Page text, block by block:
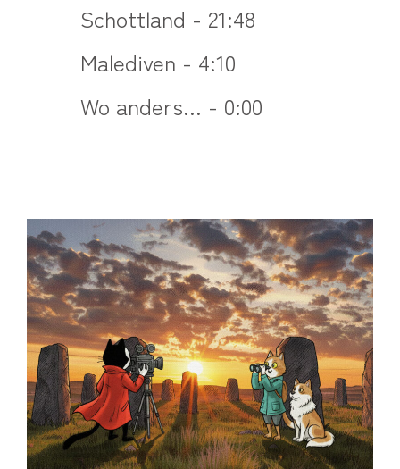
Schottland - 21:48
Malediven - 4:10
Wo anders... - 0:00